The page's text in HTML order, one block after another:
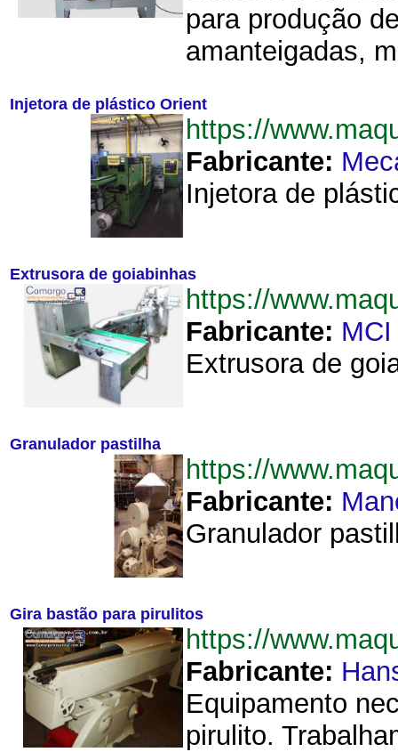
para produção
amanteigadas,
Injetora de plástico Orient
https://
Fabricante:
Injetora de
Extrusora de goiabinhas
https://
Fabricante: MCI
Extrusora de
Granulador pastilha
https://
Fabricante:
Granulador
Gira bastão para pirulitos
https://
Fabricante:
Equipamento
pirulito.